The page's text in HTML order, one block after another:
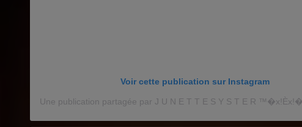
Voir cette publication sur Instagram